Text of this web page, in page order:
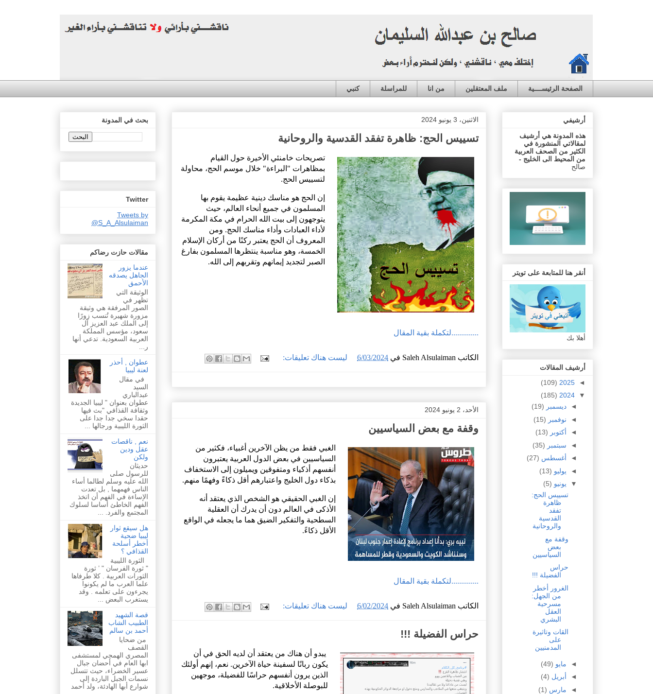
الصفحة الرئيســــية ملف المعتقلين من انا للمراسلة كنبي
الاثنين، 3 يونيو 2024
تسييس الحج: ظاهرة تفقد القدسية والروحانية
تصريحات خامنئي الأخيرة حول القيام
بمظاهرات "البراءة" خلال موسم الحج، محاولة
لتسييس الحج.
إن الحج هو مناسك دينية عظيمة يقوم بها
المسلمون في جميع أنحاء العالم، حيث
يتوجهون إلى بيت الله الحرام في مكة المكرمة
لأداء العبادات وأداء مناسك الحج. ومن
المعروف أن الحج يعتبر ركنًا من أركان الإسلام
الخمسة، وهو مناسبة ينتظرها المسلمون بفارغ
الصبر لتجديد إيمانهم وتقربهم إلى الله.
..............لتكملة بقية المقال
الكاتب Saleh Alsulaiman في 6/03/2024 ليست هناك تعليقات:
الأحد، 2 يونيو 2024
وقفة مع بعض السياسيين
الغبي فقط من يظن الآخرين أغبياء، فكثير من
السياسيين في بعض الدول العربية يعتبرون
أنفسهم أذكياء ومتفوقين ويميلون إلى الاستخفاف
بذكاء دول الخليج واعتبارهم أقل ذكاءً وفهمًا منهم.
إن الغبي الحقيقي هو الشخص الذي يعتقد أنه
الأذكى في العالم دون أن يدرك أن العقلية
السطحية والتفكير الضيق هما ما يجعله في الواقع
الأقل ذكاءً.
..............لتكملة بقية المقال
الكاتب Saleh Alsulaiman في 6/02/2024 ليست هناك تعليقات:
حراس الفضيلة !!!
يبدو أن هناك من يعتقد أن لديه الحق في أن
يكون ربانًا لسفينة حياة الآخرين. نعم، إنهم أولئك
الذين يرون أنفسهم حراسًا للفضيلة، موجهين
للبوصلة الأخلاقية.
بحث في المدونة
Twitter
Tweets by
@S_A_Alsulaiman
مقالات حازت رضاكم
عندما يزور
الجاهل يصدقه
الأحمق
الوثيقة التي
تظهر في
الصور المرفقة هي وثيقة
مزورة شهيرة تُنسب زورًا
إلى الملك عبد العزيز آل
سعود، مؤسس المملكة
العربية السعودية. تدعي أنها
ر...
عطوان , أحذر
لعنة ليبيا
في مقال
السيد
عبدالباري
عطوان بعنوان " ليبيا الجديدة
وثقافة القذافي "بث فيها
حقدا سخي جدا جدا على
الثورة الليبية ورجالها ...
نعم , ناقصات
عقل ودين
ولكن
حديثان
للرسول صلى
الله عليه وسلم لطالما أساء
الناس فهمهما , بل تعدت
الإساءة في الفهم أن اتخذ
الفهم الخاطئ أساسا لسلوك
المجتمع والفرد. ...
هل سيقع ثوار
ليبيا ضحية
أخطر أسلحة
القذافي ؟
الثورة الليبية
" ثورة الفرسان " ’ ثورة
الثورات العربية . كلا طرفاها
علما العرب ما لم يكونوا
يجرءون على تعلمه . وقد
يستغرب البعض ...
قصة الشهيد
الطبيب الشاب
أحمد بن سالم
من ضحايا
القصف
المصري الهمجي لمستشفى
ابها العام في أحضان جبال
عسير الخضراء، حيث تتسلل
نسمات الجبل الباردة إلى
شوارع أبها الهادئة، ولد أحمد
أرشيفي
هذه المدونة هي أرشيف
لمقالاتي المنشورة في
الكثير من الصحف العربية
من المحيط الى الخليج -
صالح
أنقر هنا للمتابعة على تويتر
أهلا بك
أرشيف المقالات
◄
2025
(109)
▼
2024
(185)
◄ ديسمبر (19)
◄ نوفمبر (15)
◄ أكتوبر (13)
◄ سبتمبر (35)
◄ أغسطس (27)
◄ يوليو (13)
▼ يونيو (5)
تسييس الحج:
ظاهرة
تفقد
القدسية
والروحانية
وقفة مع
بعض
السياسيين
حراس
الفضيلة !!!
الغرور أخطر
من الجهل:
مسرحية
العقل
البشري
القات وتاثيرة
على
المدمنيين
◄ مايو (49)
◄ أبريل (4)
◄ مارس (1)